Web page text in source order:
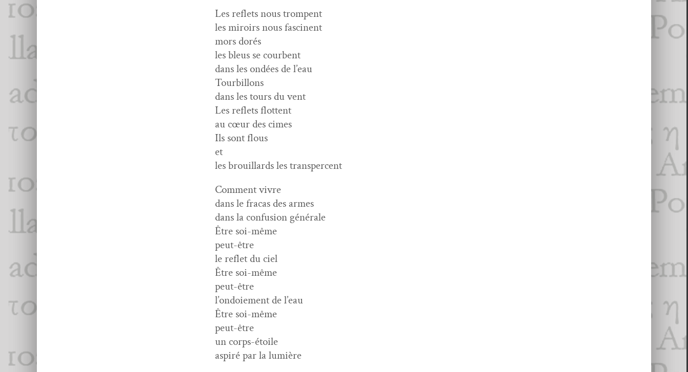
Les reflets nous trompent
les miroirs nous fascinent
mors dorés
les bleus se courbent
dans les ondées de l’eau
Tourbillons
dans les tours du vent
Les reflets flottent
au cœur des cimes
Ils sont flous
et
les brouil­lards les transpercent
Com­ment vivre
dans le fra­cas des armes
dans la con­fu­sion générale
Être soi-même
peut-être
le reflet du ciel
Être soi-même
peut-être
l’ondoiement de l’eau
Être soi-même
peut-être
un corps-étoile
aspiré par la lumière